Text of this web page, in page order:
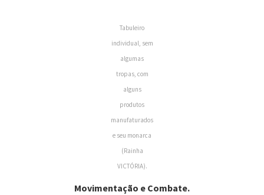
Tabuleiro
individual, sem
algumas
tropas, com
alguns
produtos
manufaturados
e seu monarca
(Rainha
VICTÓRIA).
Movimentação e Combate.